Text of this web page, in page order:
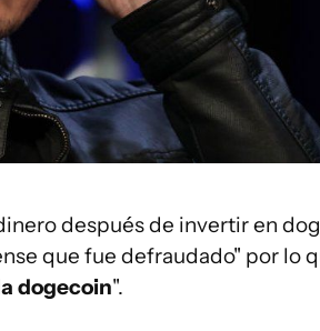
después de invertir en
que fue defraudado" por lo
dogecoin".